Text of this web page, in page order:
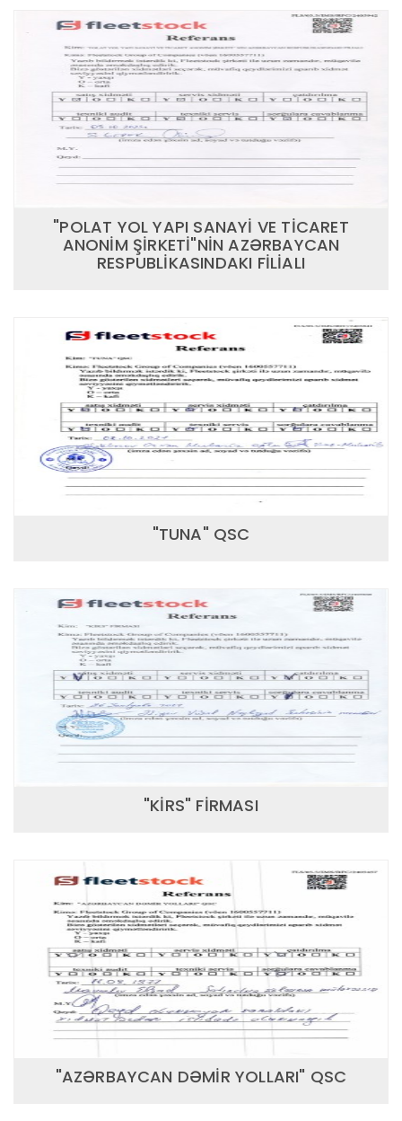
"POLAT YOL YAPI SANAYİ VE TİCARET
ANONİM ŞİRKETİ"NİN AZƏRBAYCAN
RESPUBLİKASINDAKI FİLİALI
"TUNA" QSC
"KİRS" FİRMASI
"AZƏRBAYCAN DƏMİR YOLLARI" QSC